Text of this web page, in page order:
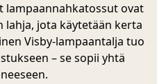
lampaannahkatossut ovat
jota käytetään kerta
Visby-lampaantalja tuo
– se sopii yhtä